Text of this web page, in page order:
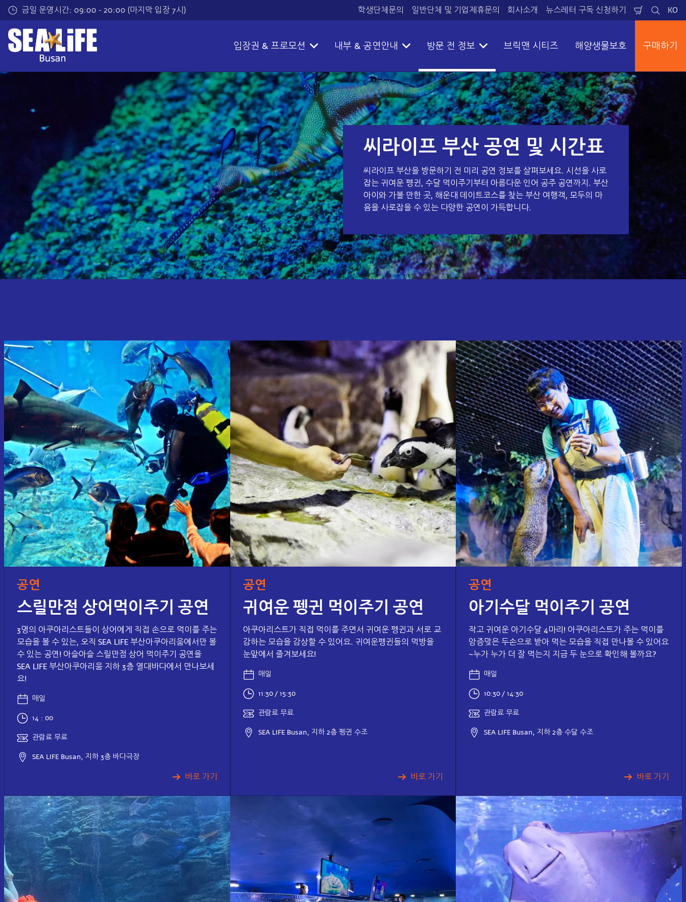
인
금일 운영시간: 09:00 - 20:00 (마지막 입장 7시) 학생단체문의 일반단체 및 기업제휴문의 회사소개 뉴스레터 구독 신청하기​
바
검
색
KO
언
어
입장권 & 프로모션 내부 & 공연안내 방문 전 정보 브릭맨 시티즈 해양생물보호 구매하기
씨라이프 부산 공연 및 시간표
씨라이프 부산을 방문하기 전 미리 공연 정보를 살펴보세요. 시선을 사로
잡는 귀여운 펭귄, 수달 먹이주기부터 아름다운 인어 공주 공연까지. 부산
아이와 가볼 만한 곳, 해운대 데이트코스를 찾는 부산 여행객, 모두의 마
음을 사로잡을 수 있는 다양한 공연이 가득합니다.
공연
스릴만점 상어먹이주기 공연
3명의 아쿠아리스트들이 상어에게 직접 손으로 먹이를 주는
모습을 볼 수 있는, 오직 SEA LIFE 부산아쿠아리움에서만 볼
수 있는 공연! 아슬아슬 스릴만점 상어 먹이주기 공연을
SEA LIFE 부산아쿠아리움 지하 3층 열대바다에서 만나보세
요!
매일
14 : 00
관람료 무료
SEA LIFE Busan, 지하 3층 바다극장
바로 가기
공연
귀여운 펭귄 먹이주기 공연
아쿠아리스트가 직접 먹이를 주면서 귀여운 펭귄과 서로 교
감하는 모습을 감상할 수 있어요. 귀여운펭귄들의 먹방을
눈앞에서 즐겨보세요!
매일
11:30 / 15:30
관람료 무료
SEA LIFE Busan, 지하 2층 펭귄 수조
바로 가기
공연
아기수달 먹이주기 공연
작고 귀여운 아기수달 4마리! 아쿠아리스트가 주는 먹이를
앙증맞은 두손으로 받아 먹는 모습을 직접 만나볼 수 있어요
~누가 누가 더 잘 먹는지 지금 두 눈으로 확인해 볼까요?
매일
10:30 / 14:30
관람료 무료
SEA LIFE Busan, 지하 2층 수달 수조
바로 가기